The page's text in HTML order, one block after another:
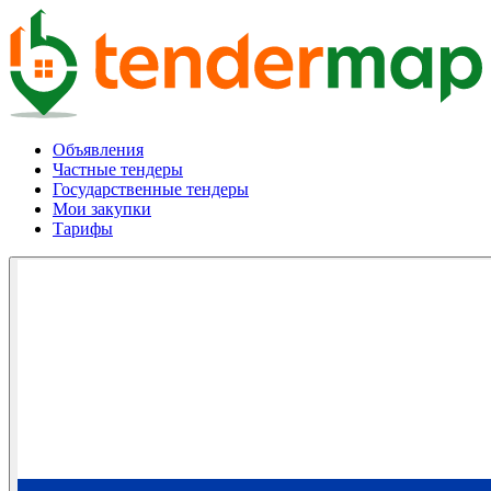
Объявления
Частные тендеры
Государственные тендеры
Мои закупки
Тарифы